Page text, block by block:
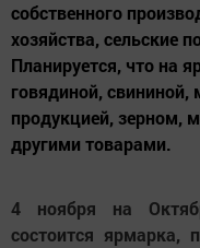
собственного
хозяйства, сельские
Планируется, что на
говядиной,
продукцией, зерном,
другими товарами.
4 ноября на
состоится ярмарка,